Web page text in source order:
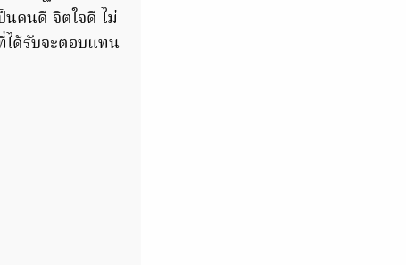
นคนดี จิตใจดี ไม่
ได้รับจะตอบแทน